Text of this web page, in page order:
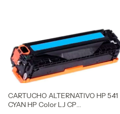
CARTUCHO ALTERNATIVO HP 541
CYAN HP Color LJ CP